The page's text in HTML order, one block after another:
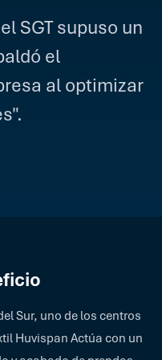
SGT supuso un
el
al optimizar
Sur, uno de los centros
Huvispan Actúa con un